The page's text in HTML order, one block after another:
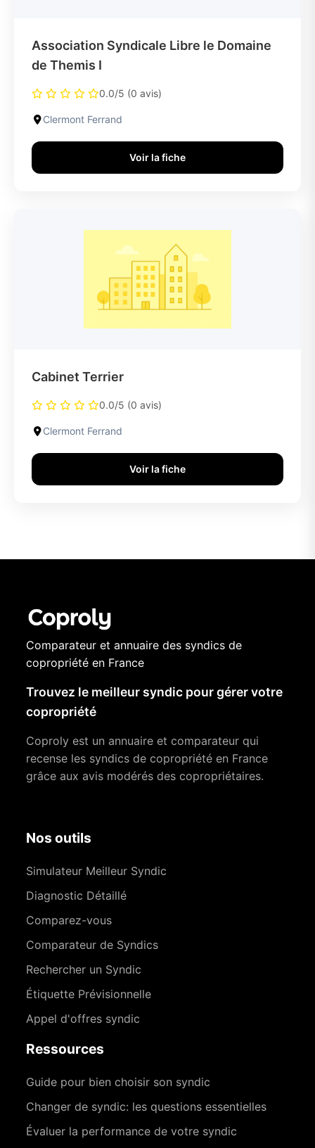
Association Syndicale Libre le Domaine
de Themis I
0.0/5 (0 avis)
Clermont Ferrand
Voir la fiche
Cabinet Terrier
0.0/5 (0 avis)
Clermont Ferrand
Voir la fiche
Comparateur et annuaire des syndics de
copropriété en France
Trouvez le meilleur syndic pour gérer votre
copropriété
Coproly est un annuaire et comparateur qui
recense les syndics de copropriété en France
grâce aux avis modérés des copropriétaires.
Nos outils
Simulateur Meilleur Syndic
Diagnostic Détaillé
Comparez-vous
Comparateur de Syndics
Rechercher un Syndic
Étiquette Prévisionnelle
Appel d'offres syndic
Ressources
Guide pour bien choisir son syndic
Changer de syndic: les questions essentielles
Évaluer la performance de votre syndic